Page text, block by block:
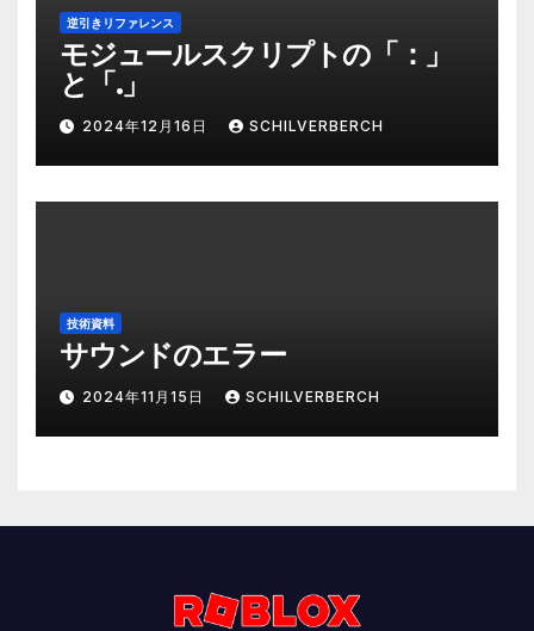
逆引きリファレンス
モジュールスクリプトの「：」
と「.」
2024年12月16日 SCHILVERBERCH
技術資料
サウンドのエラー
2024年11月15日 SCHILVERBERCH